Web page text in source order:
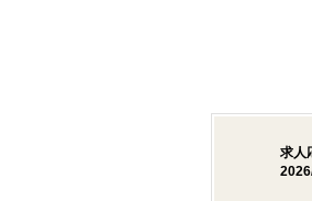
求人